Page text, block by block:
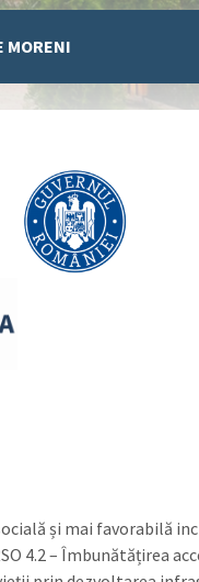
MORENI
și mai favorabilă
4.2 – Îmbunătățirea